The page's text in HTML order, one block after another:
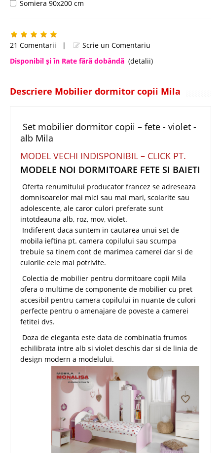
Somiera 90x200 cm
21 Comentarii |
Scrie un Comentariu
Disponibil şi în Rate fără dobândă (detalii)
Descriere Mobilier dormitor copii Mila
Set mobilier dormitor copii – fete - violet -
alb Mila
MODEL VECHI INDISPONIBIL – CLICK PT.
MODELE NOI DORMITOARE FETE SI BAIETI
Oferta renumitului producator francez se adreseaza
domnisoarelor mai mici sau mai mari, scolarite sau
adolescente, ale caror culori preferate sunt
intotdeauna alb, roz, mov, violet.
Indiferent daca suntem in cautarea unui set de
mobila ieftina pt. camera copilului sau scumpa
trebuie sa tinem cont de marimea camerei dar si de
culorile cele mai potrivite.
Colectia de mobilier pentru dormitoare copii Mila
ofera o multime de componente de mobilier cu pret
accesibil pentru camera copilului in nuante de culori
perfecte pentru o amenajare de poveste a camerei
fetitei dvs.
Doza de eleganta este data de combinatia frumos
echilibrata intre alb si violet deschis dar si de linia de
design modern a modelului.